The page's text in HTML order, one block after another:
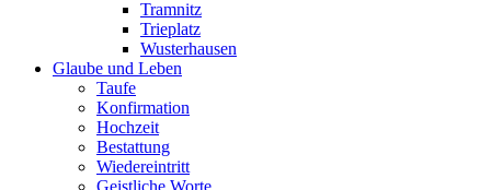
Tramnitz
Trieplatz
Wusterhausen
Glaube und Leben
Taufe
Konfirmation
Hochzeit
Bestattung
Wiedereintritt
Geistliche Worte